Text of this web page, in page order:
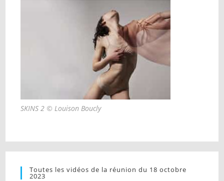
SKINS 2 © Louison Boucly
Toutes les vidéos de la réunion du 18 octobre
2023